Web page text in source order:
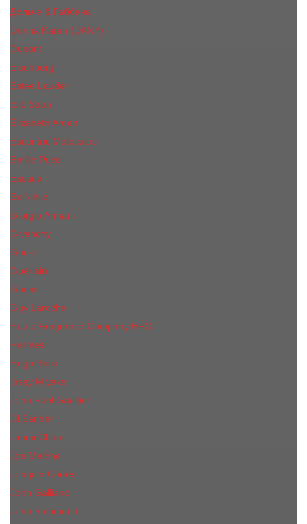
Дольче & Габбана
Donna Karan (DKNY)
Dupont
Eisenberg
Еsteе Lаudеr
Elie Saab
Elizabeth Arden
Escentric Molecules
Emilio Pucci
Escada
Ex Nihilo
Giorgio Armani
Givenchy
Gucci
Guerlain
Guess
Guy Laroche
Haute Fragrance Company HFC
Hermes
Hugo Boss
Issey Miyake
Jean Paul Gaultier
Jil Sander
Jimmi Choo
Jое Malоnе
Joaquin Cortes
John Galliano
John Richmond